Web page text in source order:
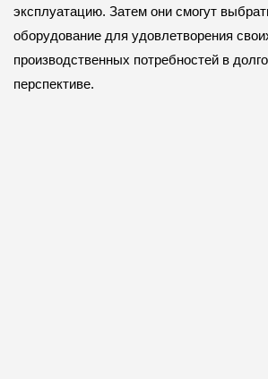
эксплуатацию. Затем они смогут
оборудование для удовлетворения
производственных потребностей в
перспективе.